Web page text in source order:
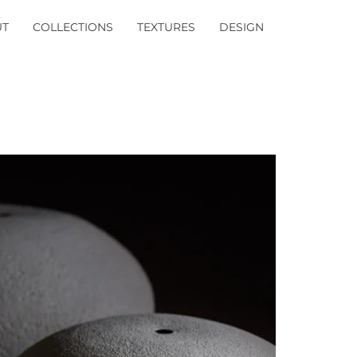
COLLECTIONS TEXTURES DESIGN